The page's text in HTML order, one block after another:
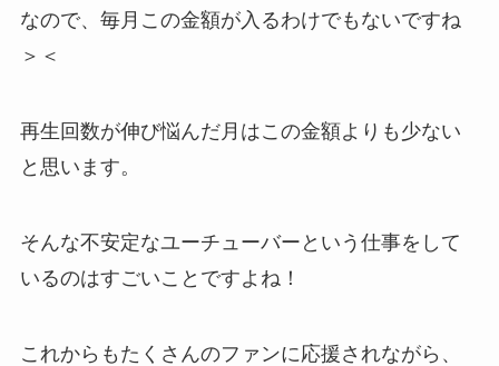
なので、毎月この金額が入るわけでもないですね
＞＜
再生回数が伸び悩んだ月はこの金額よりも少ない
と思います。
そんな不安定なユーチューバーという仕事をして
いるのはすごいことですよね！
これからもたくさんのファンに応援されながら、